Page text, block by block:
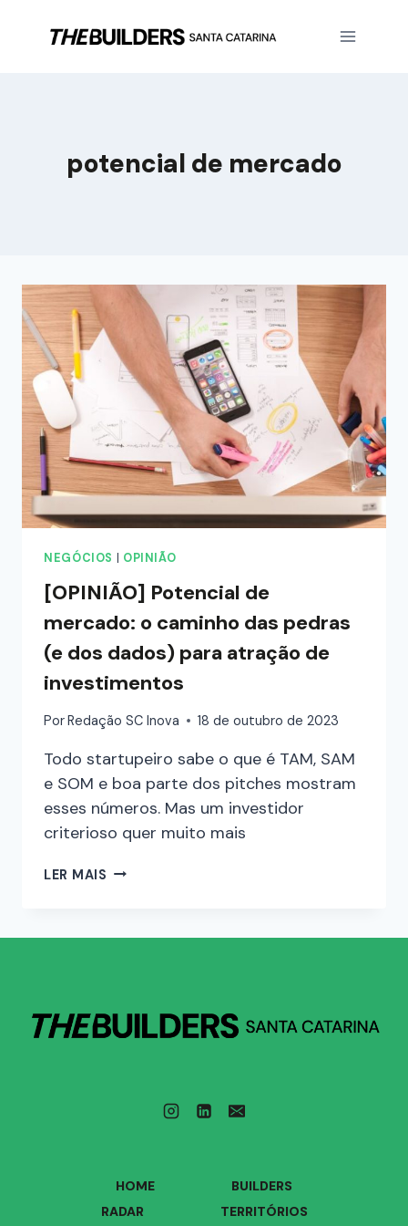
potencial de mercado
NEGÓCIOS OPINIÃO
[OPINIÃO] Potencial de
mercado: o caminho das pedras
(e dos dados) para atração de
investimentos
PorRedação SC Inova 18 de outubro de 2023
Todo startupeiro sabe o que é TAM, SAM
e SOM e boa parte dos pitches mostram
esses números. Mas um investidor
criterioso quer muito mais
LER MAIS
HOME
BUILDERS
RADAR
TERRITÓRIOS